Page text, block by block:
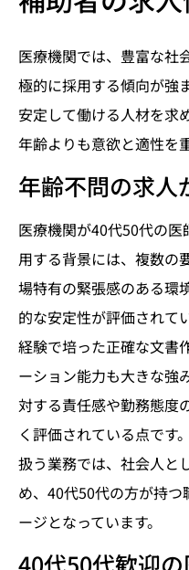
医療機関では、豊富な社
極的に採用する傾向が強
安定して働ける人材を求
年齢よりも意欲と適性を
年齢不問の求人
医療機関が40代50代の
用する背景には、複数の
場特有の緊張感のある環
的な安定性が評価されて
経験で培った正確な文書
ーション能力も大きな強
対する責任感や勤務態度
く評価されている点です
扱う業務では、社会人と
め、40代50代の方が持
ージとなっています。